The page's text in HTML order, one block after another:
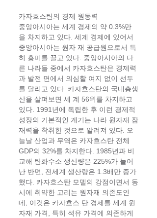
카자흐스탄의 경제 원동력
중앙아시아는 세계 경제의 약 0.3%만
을 차지하고 있다. 세계 경제에 있어서
중앙아시아는 원자 재 공급원으로서 특
히 흥미를 끌고 있다. 중앙아시아의 다
른 나라들 중에서 카자흐스탄은 경제력
과 발전 면에서 의심할 여지 없이 선두
를 달리고 있다. 카자흐스탄의 국내총생
산을 살펴보면 세 계 56위를 차지하고
있다. 1991년에 독립한 후 이런 경제적
성장의 기본적인 계기는 나라 원자재 잠
재력을 착취한 것으로 알려져 있다. 오
늘날 산업과 무역은 카자흐스탄 전체
GDP의 32%를 차지한다. 1985년과 비
교해 탄화수소 생산량은 225%가 늘어
난 반면, 전세계 생산량은 1.3배만 증가
했다. 카자흐스탄 모델의 강점이면서 동
시에 취약한 고리는 원자재 의존도인
데, 이것은 카자흐스 탄 경제를 세계 원
자재 가격, 특히 석유 가격에 의존하게